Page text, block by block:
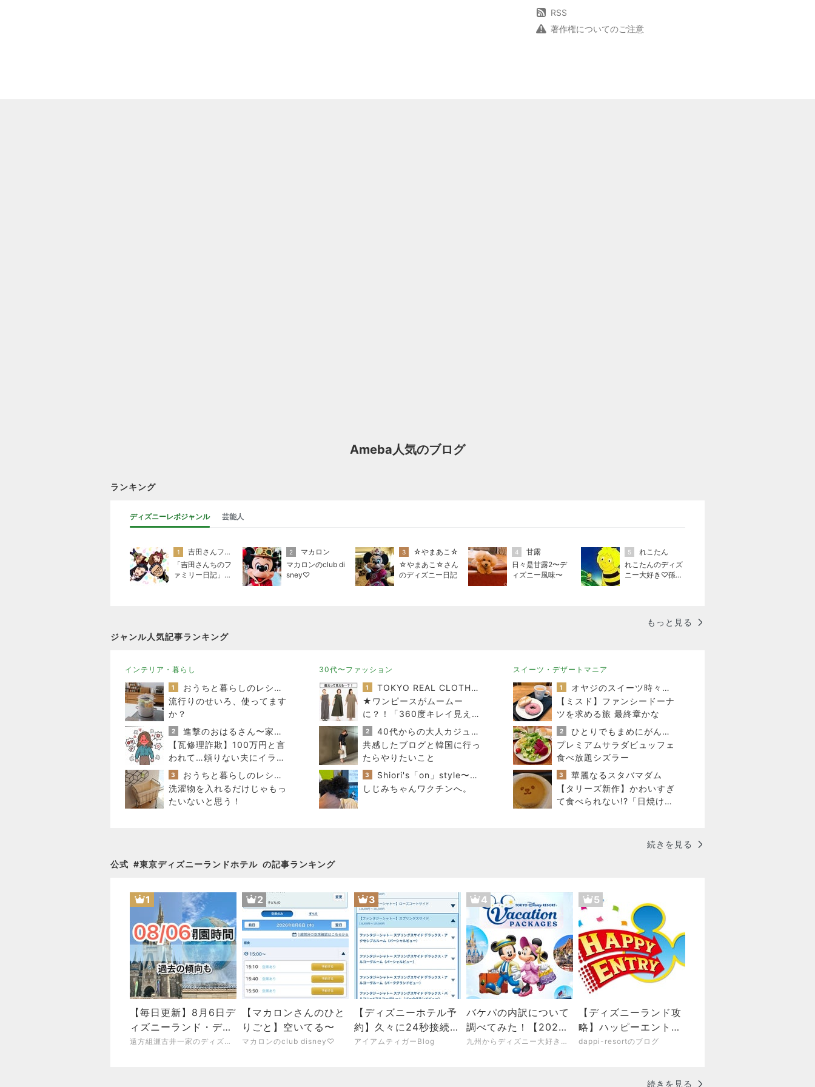
RSS
著作権についてのご注意
Ameba人気のブログ
ランキング
ディズニーレポジャンル 芸能人
1
吉田さんファミリー
「吉田さんちのフ
ァミリー日記」Po
2
マカロン
マカロンのclub di
sney♡
3
☆やまあこ☆
☆やまあこ☆さん
のディズニー日記
4
甘露
日々是甘露2〜デ
ィズニー風味〜
5
れこたん
れこたんのディズ
ニー大好き♡孫4
もっと見る
ジャンル人気記事ランキング
インテリア・暮らし
1
おうちと暮らしのレシピ 〜HOME&LIFE〜
流行りのせいろ、使ってます
か？
2
進撃のおはるさん〜家づくり失敗したけど私は元気です〜
【瓦修理詐欺】100万円と言
われて…頼りない夫にイライ
ラした日
3
おうちと暮らしのレシピ 〜HOME&LIFE〜
洗濯物を入れるだけじゃもっ
たいないと思う！
30代〜ファッション
1
TOKYO REAL CLOTHES 大人世代のリアルクローズ
★ワンピースがムームー
に？！「360度キレイ見え」
の必殺ワザはコレ♪
2
40代からの大人カジュアルを品良く着こなすファッションブログ
共感したブログと韓国に行っ
たらやりたいこと
3
Shiori's「on」style〜干物女の成長記〜
しじみちゃんワクチンへ。
スイーツ・デザートマニア
1
オヤジのスイーツ時々ランニングブログ
【ミスド】ファンシードーナ
ツを求める旅 最終章かな
2
ひとりでもまめにがんばるブログ
プレミアムサラダビュッフェ
食べ放題シズラー
3
華麗なるスタバマダム
【タリーズ新作】かわいすぎ
て食べられない!?「日焼けベ
続きを見る
公式 #東京ディズニーランドホテル の記事ランキング
1
【毎日更新】8月6日デ
ィズニーランド・ディ
ズニーシー開園時間 遠方組瀬古井一家のディズニー&ホテル研究ブログ！
2
【マカロンさんのひと
りごと】空いてる〜
マカロンのclub disney♡
3
【ディズニーホテル予
約】久々に24秒接続！
ホテル完売時間早す
アイアムティガーBlog
4
バケパの内訳について
調べてみた！【2025
年夏】
九州からディズニー大好き日記
5
【ディズニーランド攻
略】ハッピーエントリ
ー攻略編【朝イチの動
dappi-resortのブログ
続きを見る